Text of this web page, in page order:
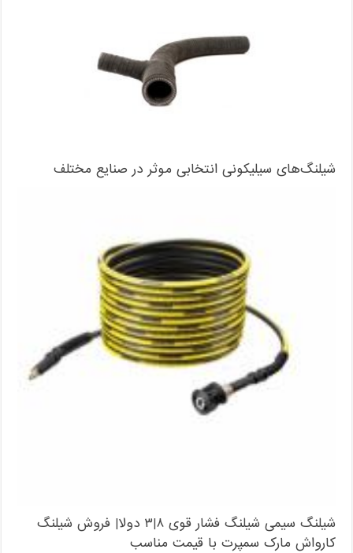
شیلنگ‌های سیلیکونی انتخابی موثر در صنایع مختلف
شیلنگ سیمی شیلنگ فشار قوی ۸|۳ دولا| فروش شیلنگ
کارواش مارک سمپرت با قیمت مناسب